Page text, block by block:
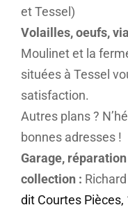
et Tessel)
Volailles, oeufs,
Moulinet et la
situées à Tessel
satisfaction.
Autres plans ?
bonnes adresses !
Garage,
collection :
dit Courtes Pièces,